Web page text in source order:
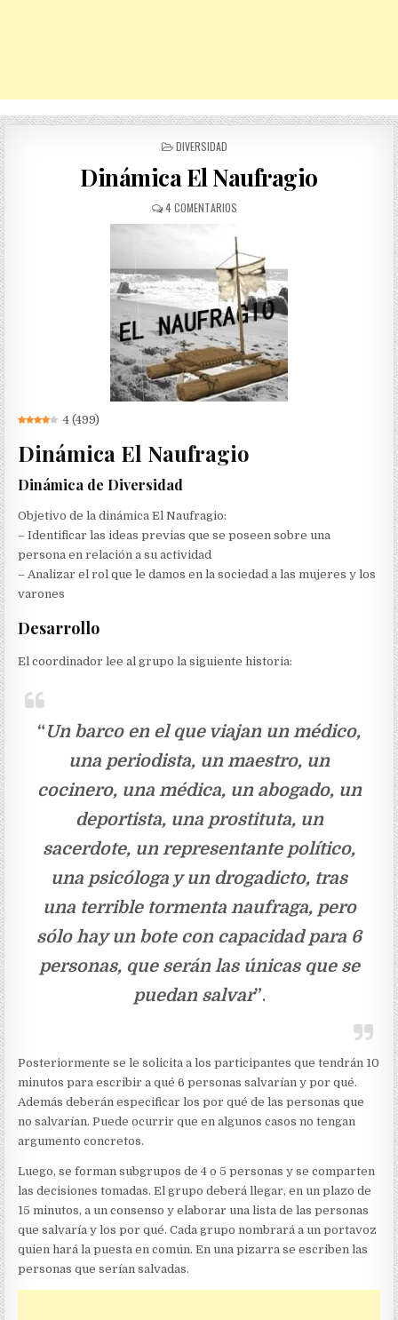
POSTED
DIVERSIDAD
Dinámica El Naufragio
4 COMENTARIOS
EL
NAUFRAGIO
4 (499)
Dinámica El Naufragio
Dinámica de Diversidad
Objetivo de la dinámica El Naufragio:
– Identificar las ideas previas que se poseen sobre una
persona en relación a su actividad
– Analizar el rol que le damos en la sociedad a las mujeres y los
varones
Desarrollo
El coordinador lee al grupo la siguiente historia:
“Un barco en el que viajan un médico,
una periodista, un maestro, un
cocinero, una médica, un abogado, un
deportista, una prostituta, un
sacerdote, un representante político,
una psicóloga y un drogadicto, tras
una terrible tormenta naufraga, pero
sólo hay un bote con capacidad para 6
personas, que serán las únicas que se
puedan salvar”.
Posteriormente se le solicita a los participantes que tendrán 10
minutos para escribir a qué 6 personas salvarían y por qué.
Además deberán especificar los por qué de las personas que
no salvarían. Puede ocurrir que en algunos casos no tengan
argumento concretos.
Luego, se forman subgrupos de 4 o 5 personas y se comparten
las decisiones tomadas. El grupo deberá llegar, en un plazo de
15 minutos, a un consenso y elaborar una lista de las personas
que salvaría y los por qué. Cada grupo nombrará a un portavoz
quien hará la puesta en común. En una pizarra se escriben las
personas que serían salvadas.